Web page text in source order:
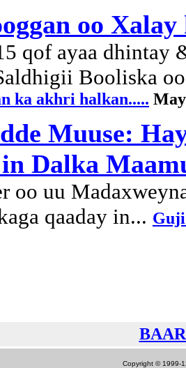
oo
qof ayaa dhintay
Booliska
ka akhri halkan.....
Muuse:
Dalka
oo uu
qaaday in...
Copyright © 1999-